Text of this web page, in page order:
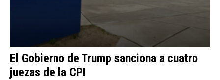
El Gobierno de Trump sanciona a cuatro
juezas de la CPI